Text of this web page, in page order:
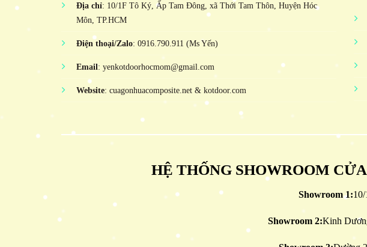
Địa chỉ: 10/1F Tô Ký, Ấp Tam Đông, xã Thới Tam Thôn, Huyện Hóc
Môn, TP.HCM
Điện thoại/Zalo: 0916.790.911 (Ms Yến)
Email: yenkotdoorhocmom@gmail.com
Website: cuagonhuacomposite.net & kotdoor.com
HỆ THỐNG SHOWROOM
Showroom 1:
Showroom 2:Kinh